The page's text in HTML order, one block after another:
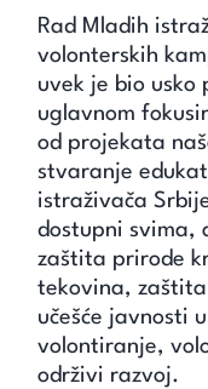
Rad Mladih
volonterskih
uvek je bio usko
uglavnom
od projekata
stvaranje
istraživača
dostupni svima,
zaštita prirode
tekovina,
učešće javnosti
volontiranje,
održivi razvoj.